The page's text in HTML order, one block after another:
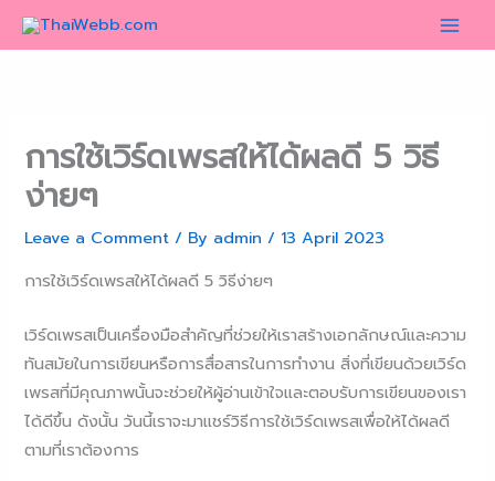
Skip
การใช้เวิร์ดเพรสให้ได้ผลดี 5 วิธี
ง่ายๆ
Leave a Comment / By admin/ 13 April 2023
การใช้เวิร์ดเพรสให้ได้ผลดี 5 วิธีง่ายๆ
เวิร์ดเพรสเป็นเครื่องมือสำคัญที่ช่วยให้เราสร้างเอกลักษณ์และความ
ทันสมัยในการเขียนหรือการสื่อสารในการทำงาน สิ่งที่เขียนด้วยเวิร์ด
เพรสที่มีคุณภาพนั้นจะช่วยให้ผู้อ่านเข้าใจและตอบรับการเขียนของเรา
ได้ดีขึ้น ดังนั้น วันนี้เราจะมาแชร์วิธีการใช้เวิร์ดเพรสเพื่อให้ได้ผลดี
ตามที่เราต้องการ